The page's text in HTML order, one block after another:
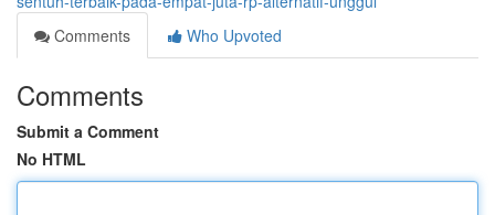
Comments
Who Upvoted
Comments
Submit a Comment
No HTML